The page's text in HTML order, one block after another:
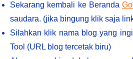
Sekarang kembali ke Beranda
saudara. (jika bingung klik saja
Silahkan klik nama blog yang
Tool (URL blog tercetak biru)